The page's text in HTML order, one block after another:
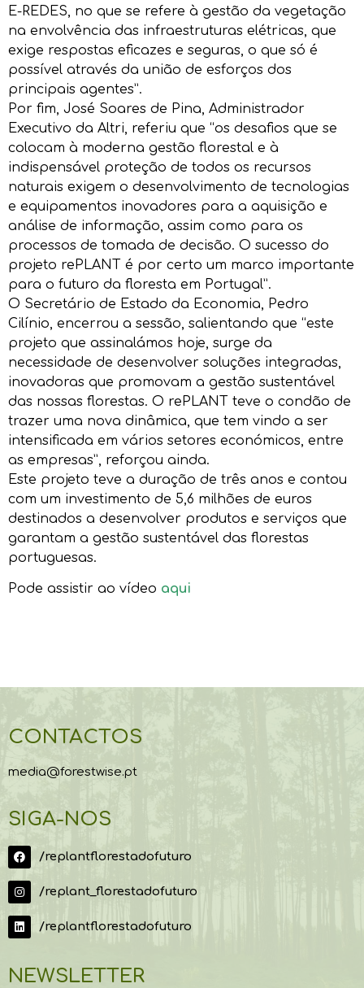
E-REDES, no que se refere à gestão da vegetação
na envolvência das infraestruturas elétricas, que
exige respostas eficazes e seguras, o que só é
possível através da união de esforços dos
principais agentes”.
Por fim, José Soares de Pina, Administrador
Executivo da Altri, referiu que “os desafios que se
colocam à moderna gestão florestal e à
indispensável proteção de todos os recursos
naturais exigem o desenvolvimento de tecnologias
e equipamentos inovadores para a aquisição e
análise de informação, assim como para os
processos de tomada de decisão. O sucesso do
projeto rePLANT é por certo um marco importante
para o futuro da floresta em Portugal”.
O Secretário de Estado da Economia, Pedro
Cilínio, encerrou a sessão, salientando que “este
projeto que assinalámos hoje, surge da
necessidade de desenvolver soluções integradas,
inovadoras que promovam a gestão sustentável
das nossas florestas. O rePLANT teve o condão de
trazer uma nova dinâmica, que tem vindo a ser
intensificada em vários setores económicos, entre
as empresas”, reforçou ainda.
Este projeto teve a duração de três anos e contou
com um investimento de 5,6 milhões de euros
destinados a desenvolver produtos e serviços que
garantam a gestão sustentável das florestas
portuguesas.
Pode assistir ao vídeo aqui
CONTACTOS
media@forestwise.pt
SIGA-NOS
/replantflorestadofuturo
/replant_florestadofuturo
/replantflorestadofuturo
NEWSLETTER